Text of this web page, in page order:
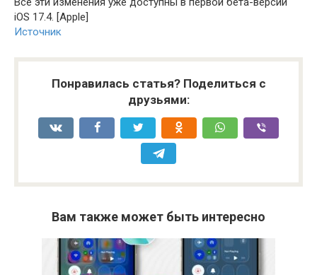
iOS 17.4. [Apple]
Источник
Понравилась статья? Поделиться с
друзьями:
Вам также может быть интересно